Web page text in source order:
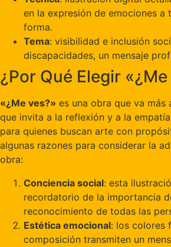
en la expresión de emociones a
forma.
Tema: visibilidad e inclusión
discapacidades, un mensaje
¿Por Qué Elegir
«¿Me ves?» es una obra que va
que invita a la reflexión y a la
para quienes buscan arte con
algunas razones para considerar la
obra:
Conciencia social: esta
recordatorio de la importancia
reconocimiento de todas las
Estética emocional: los colores
composición transmiten un